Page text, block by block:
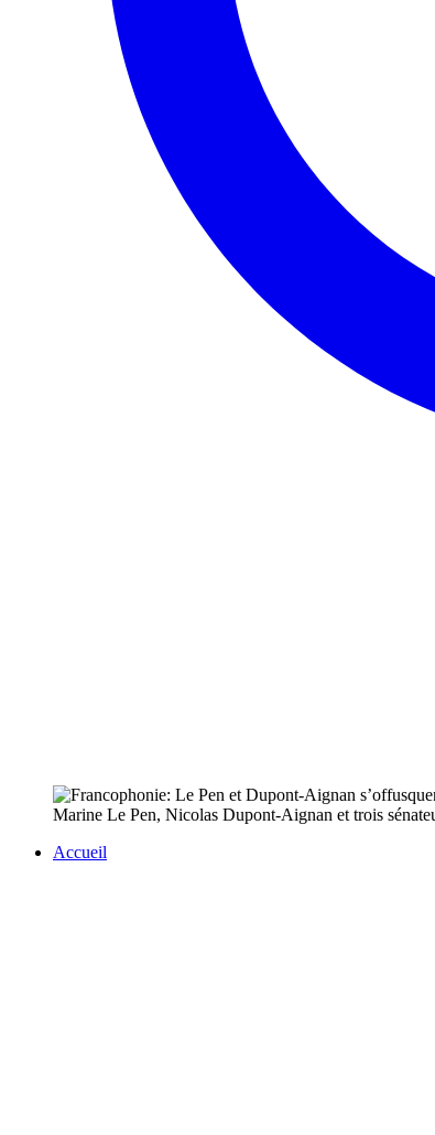
Marine Le Pen, Nicolas Dupont-Aignan et trois
Accueil